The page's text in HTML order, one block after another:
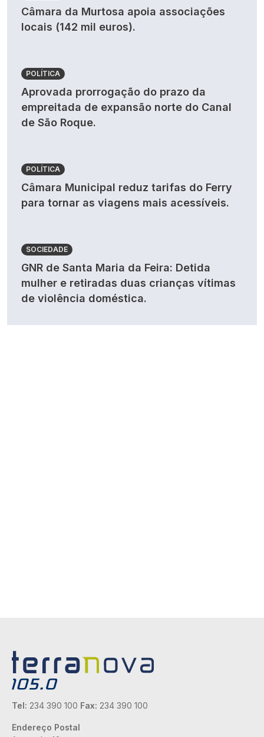
Câmara da Murtosa apoia associações
locais (142 mil euros).
POLÍTICA
Aprovada prorrogação do prazo da
empreitada de expansão norte do Canal
de São Roque.
POLÍTICA
Câmara Municipal reduz tarifas do Ferry
para tornar as viagens mais acessíveis.
SOCIEDADE
GNR de Santa Maria da Feira: Detida
mulher e retiradas duas crianças vítimas
de violência doméstica.
Tel: 234 390 100 Fax: 234 390 100
Endereço Postal